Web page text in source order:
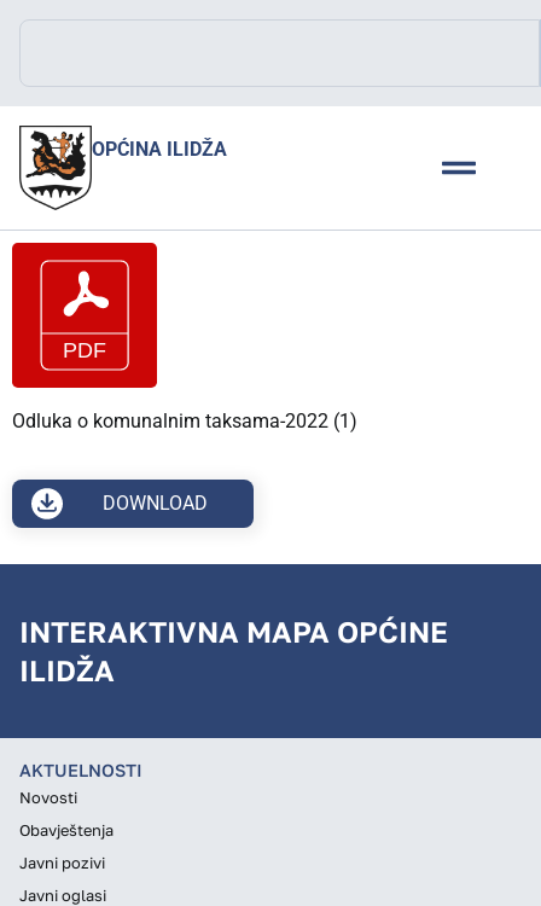
OPĆINA ILIDŽA
Odluka o komunalnim taksama-2022 (1)
DOWNLOAD
INTERAKTIVNA MAPA OPĆINE
ILIDŽA
AKTUELNOSTI
Novosti
Obavještenja
Javni pozivi
Javni oglasi